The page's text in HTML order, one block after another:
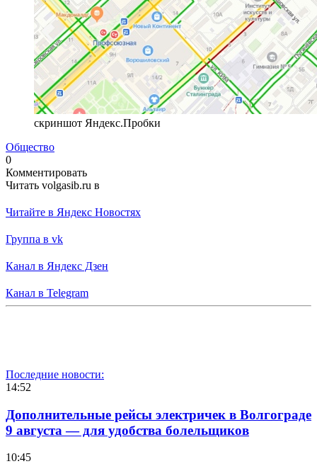
скриншот Яндекс.Пробки
Общество
0
Комментировать
Читать volgasib.ru в
Читайте в Яндекс Новостях
Группа в vk
Канал в Яндекс Дзен
Канал в Telegram
Последние новости:
14:52
Дополнительные рейсы электричек в Волгограде
9 августа — для удобства болельщиков
10:45